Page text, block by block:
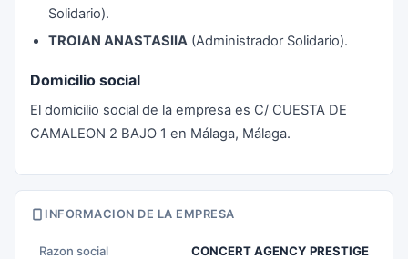
Solidario).
TROIAN ANASTASIIA (Administrador Solidario).
Domicilio social
El domicilio social de la empresa es C/ CUESTA DE
CAMALEON 2 BAJO 1 en Málaga, Málaga.
INFORMACION DE LA EMPRESA
Razon social
CONCERT AGENCY PRESTIGE